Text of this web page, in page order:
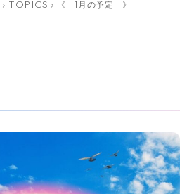
› TOPICS › 《 1月の予定 》